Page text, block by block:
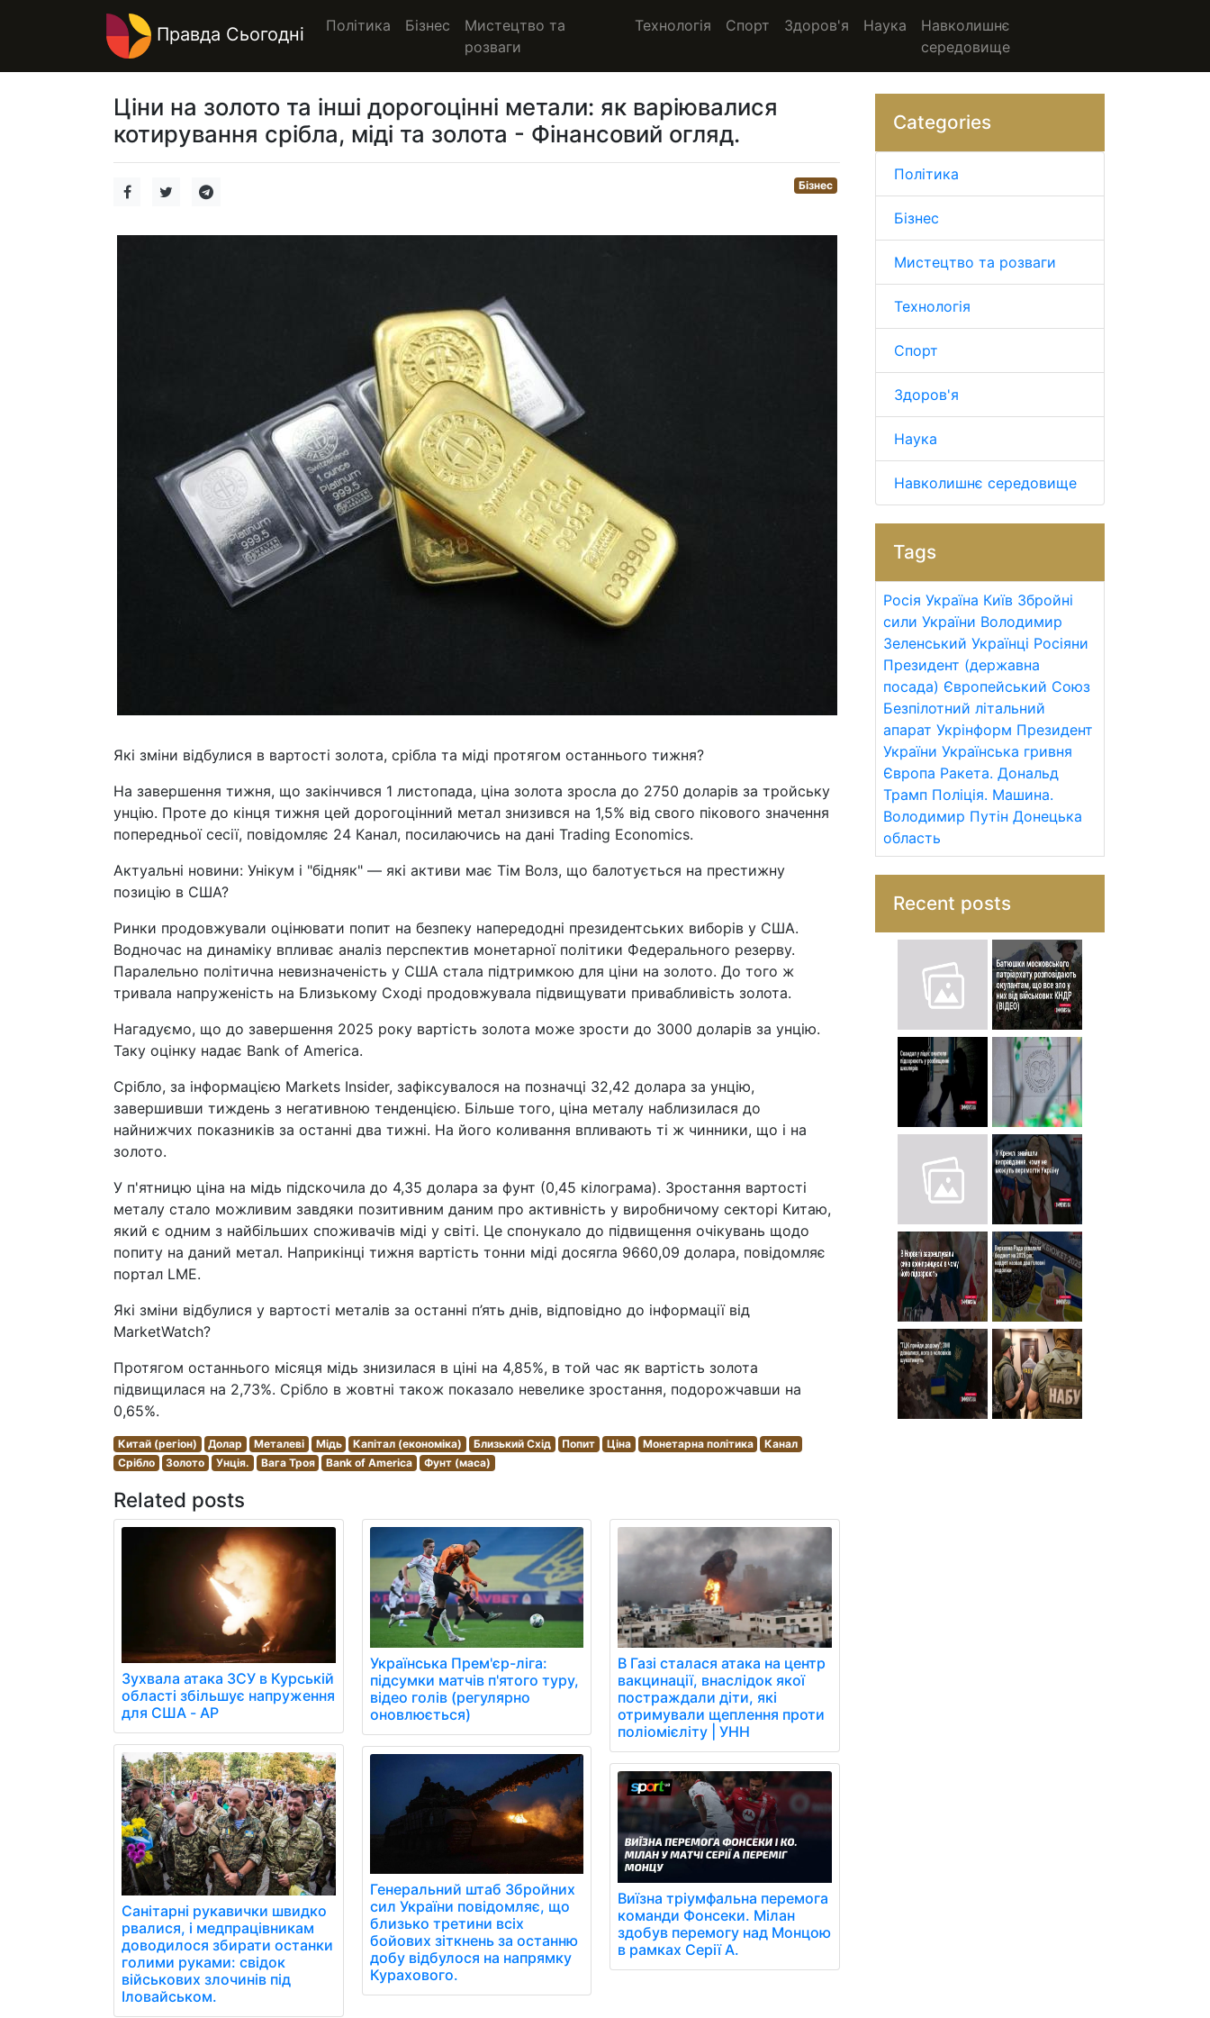
Правда Сьогодні Політика Бізнес
Мистецтво та
розваги
Технологія Спорт Здоров'я Наука
Навколишнє
середовище
Ціни на золото та інші дорогоцінні метали: як варіювалися
котирування срібла, міді та золота - Фінансовий огляд.
Бізнес
Які зміни відбулися в вартості золота, срібла та міді протягом останнього тижня?
На завершення тижня, що закінчився 1 листопада, ціна золота зросла до 2750 доларів за тройську
унцію. Проте до кінця тижня цей дорогоцінний метал знизився на 1,5% від свого пікового значення
попередньої сесії, повідомляє 24 Канал, посилаючись на дані Trading Economics.
Актуальні новини: Унікум і "бідняк" — які активи має Тім Волз, що балотується на престижну
позицію в США?
Ринки продовжували оцінювати попит на безпеку напередодні президентських виборів у США.
Водночас на динаміку впливає аналіз перспектив монетарної політики Федерального резерву.
Паралельно політична невизначеність у США стала підтримкою для ціни на золото. До того ж
тривала напруженість на Близькому Сході продовжувала підвищувати привабливість золота.
Нагадуємо, що до завершення 2025 року вартість золота може зрости до 3000 доларів за унцію.
Таку оцінку надає Bank of America.
Срібло, за інформацією Markets Insider, зафіксувалося на позначці 32,42 долара за унцію,
завершивши тиждень з негативною тенденцією. Більше того, ціна металу наблизилася до
найнижчих показників за останні два тижні. На його коливання впливають ті ж чинники, що і на
золото.
У п'ятницю ціна на мідь підскочила до 4,35 долара за фунт (0,45 кілограма). Зростання вартості
металу стало можливим завдяки позитивним даним про активність у виробничому секторі Китаю,
який є одним з найбільших споживачів міді у світі. Це спонукало до підвищення очікувань щодо
попиту на даний метал. Наприкінці тижня вартість тонни міді досягла 9660,09 долара, повідомляє
портал LME.
Які зміни відбулися у вартості металів за останні п’ять днів, відповідно до інформації від
MarketWatch?
Протягом останнього місяця мідь знизилася в ціні на 4,85%, в той час як вартість золота
підвищилася на 2,73%. Срібло в жовтні також показало невелике зростання, подорожчавши на
0,65%.
Китай (регіон) Долар Металеві Мідь Капітал (економіка) Близький Схід Попит Ціна Монетарна політика
Канал
Срібло
Золото Унція. Вага Троя Bank of America Фунт (маса)
Related posts
Зухвала атака ЗСУ в Курській
області збільшує напруження
для США - AP
Санітарні рукавички швидко
рвалися, і медпрацівникам
доводилося збирати останки
голими руками: свідок
військових злочинів під
Іловайськом.
Українська Прем'єр-ліга:
підсумки матчів п'ятого туру,
відео голів (регулярно
оновлюється)
Генеральний штаб Збройних
сил України повідомляє, що
близько третини всіх
бойових зіткнень за останню
добу відбулося на напрямку
Курахового.
В Газі сталася атака на центр
вакцинації, внаслідок якої
постраждали діти, які
отримували щеплення проти
поліомієліту | УНН
Виїзна тріумфальна перемога
команди Фонсеки. Мілан
здобув перемогу над Монцою
в рамках Серії А.
Categories
Політика
Бізнес
Мистецтво та розваги
Технологія
Спорт
Здоров'я
Наука
Навколишнє середовище
Tags
Росія Україна Київ Збройні
сили України Володимир
Зеленський Українці Росіяни
Президент (державна
посада) Європейський Союз
Безпілотний літальний
апарат Укрінформ Президент
України Українська гривня
Європа Ракета. Дональд
Трамп Поліція. Машина.
Володимир Путін Донецька
область
Recent posts